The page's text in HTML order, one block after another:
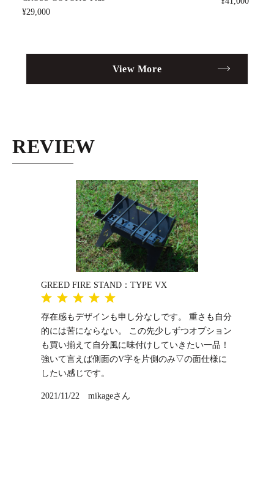
¥29,000
View More
REVIEW
GREED FIRE STAND：TYPE VX
1 1 1 1 1
存在感もデザインも申し分なしです。 重さも自分
的には苦にならない。 この先少しずつオプション
も買い揃えて自分風に味付けしていきたい一品！
強いて言えば側面のV字を片側のみ▽の面仕様に
したい感じです。
2021/11/22 mikageさん